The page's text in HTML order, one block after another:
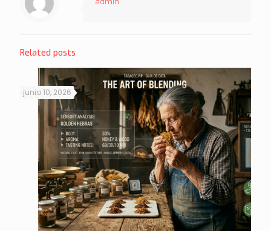
Related posts
junio 10, 2026